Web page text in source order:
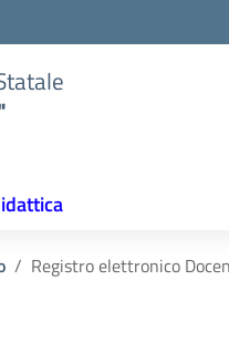
Registro elettronico